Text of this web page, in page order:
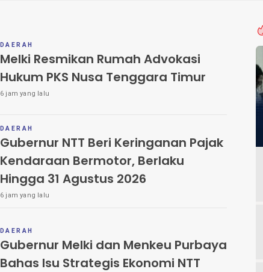
DAERAH
Melki Resmikan Rumah Advokasi
Hukum PKS Nusa Tenggara Timur
6 jam yang lalu
DAERAH
Gubernur NTT Beri Keringanan Pajak
Kendaraan Bermotor, Berlaku
Hingga 31 Agustus 2026
6 jam yang lalu
DAERAH
Gubernur Melki dan Menkeu Purbaya
Bahas Isu Strategis Ekonomi NTT